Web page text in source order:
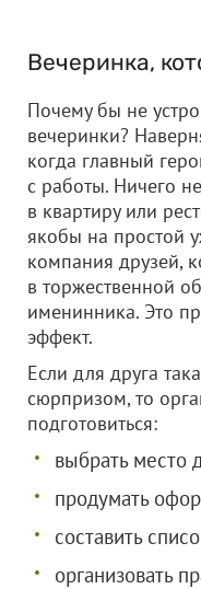
Вечеринка,
Почему бы не
вечеринки?
когда главный
с работы. Ничего
в квартиру или
якобы на простой
компания друзей,
в торжественной
именинника. Это
эффект.
Если для друга
сюрпризом, то
подготовиться:
выбрать место
продумать
составить
организовать